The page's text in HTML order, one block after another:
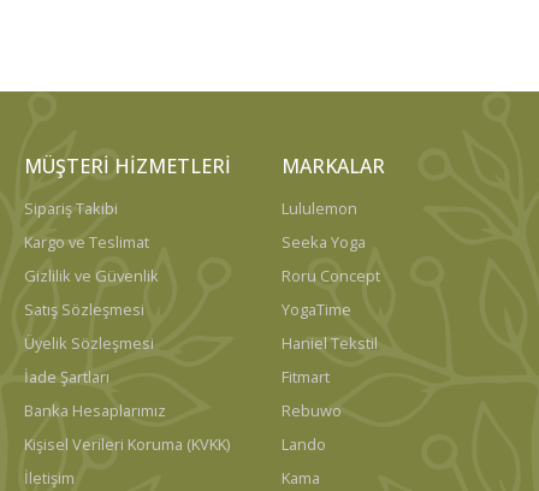
MÜŞTERI HIZMETLERI
Sipariş Takibi
Kargo ve Teslimat
Gizlilik ve Güvenlik
Satış Sözleşmesi
Üyelik Sözleşmesi
İade Şartları
Banka Hesaplarımız
Kişisel Verileri Koruma (KVKK)
İletişim
MARKALAR
Lululemon
Seeka Yoga
Roru Concept
YogaTime
Haniel Tekstil
Fitmart
Rebuwo
Lando
Kama